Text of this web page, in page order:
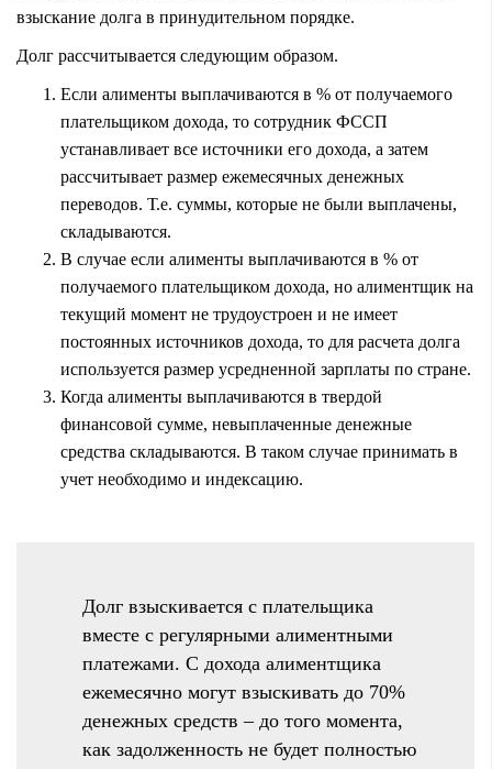
взыскание долга в принудительном порядке.
Долг рассчитывается следующим образом.
Если алименты выплачиваются в % от получаемого
плательщиком дохода, то сотрудник ФССП
устанавливает все источники его дохода, а затем
рассчитывает размер ежемесячных денежных
переводов. Т.е. суммы, которые не были выплачены,
складываются.
В случае если алименты выплачиваются в % от
получаемого плательщиком дохода, но алиментщик на
текущий момент не трудоустроен и не имеет
постоянных источников дохода, то для расчета долга
используется размер усредненной зарплаты по стране.
Когда алименты выплачиваются в твердой
финансовой сумме, невыплаченные денежные
средства складываются. В таком случае принимать в
учет необходимо и индексацию.
Долг взыскивается с плательщика
вместе с регулярными алиментными
платежами. С дохода алиментщика
ежемесячно могут взыскивать до 70%
денежных средств – до того момента,
как задолженность не будет полностью